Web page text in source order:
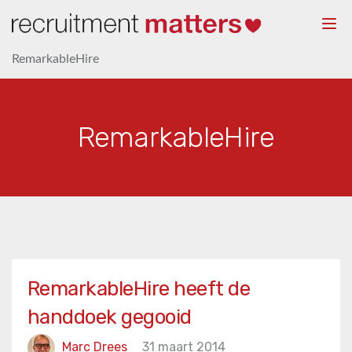
RemarkableHire
RemarkableHire
RemarkableHire heeft de
handdoek gegooid
Marc Drees 31 maart 2014